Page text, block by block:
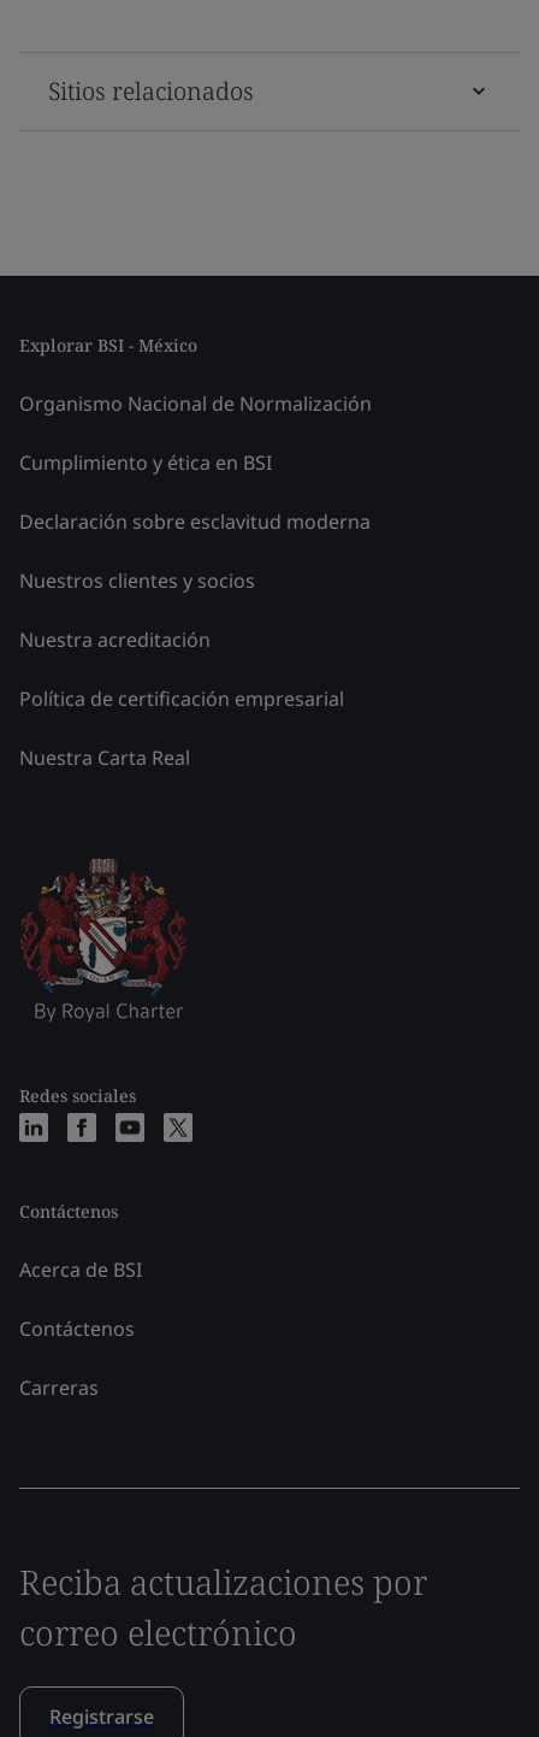
Sitios relacionados
Explorar BSI - México
Organismo Nacional de Normalización
Cumplimiento y ética en BSI
Declaración sobre esclavitud moderna
Nuestros clientes y socios
Nuestra acreditación
Política de certificación empresarial
Nuestra Carta Real
Redes sociales
Contáctenos
Acerca de BSI
Contáctenos
Carreras
Reciba actualizaciones por
correo electrónico
Registrarse